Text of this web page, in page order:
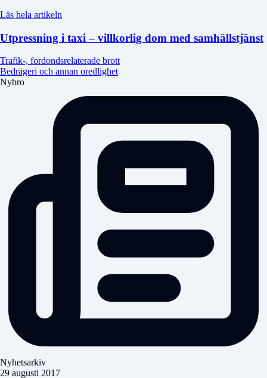
Läs hela artikeln
Utpressning i taxi – villkorlig dom med samhällstjänst
Trafik-, fordondsrelaterade brott
Bedrägeri och annan oredlighet
Nybro
Nyhetsarkiv
29 augusti 2017